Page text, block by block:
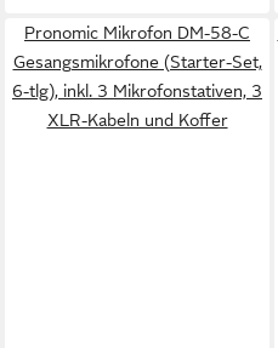
Pronomic Mikrofon DM-58-C
Gesangsmikrofone (Starter-Set,
6-tlg), inkl. 3 Mikrofonstativen, 3
XLR-Kabeln und Koffer